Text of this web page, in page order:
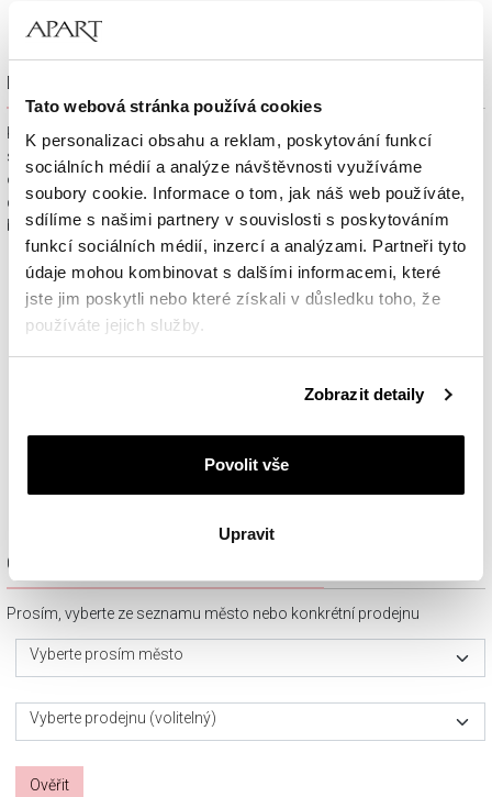
Tato webová stránka používá cookies
K personalizaci obsahu a reklam, poskytování funkcí
sociálních médií a analýze návštěvnosti využíváme
soubory cookie. Informace o tom, jak náš web používáte,
sdílíme s našimi partnery v souvislosti s poskytováním
funkcí sociálních médií, inzercí a analýzami. Partneři tyto
údaje mohou kombinovat s dalšími informacemi, které
jste jim poskytli nebo které získali v důsledku toho, že
používáte jejich služby.
Zásadách ochrany osobních údajů
Zobrazit detaily
Povolit vše
Upravit
Dárkové balení zdarma
Klenotnické výrobky zakoupené na e-shopu Apart.cz obdržíte
spolu s dárkovou krabičkou a taštičkou – v závislosti na
objednaném sortimentu. Váš nákup se tak stane krásným
dárkem, který můžete bez dalších příprav věnovat svým
blízkým.
Ověřit dostupnost a rezervovat na prodejně
Prosím, vyberte ze seznamu město nebo konkrétní prodejnu
Vyberte prosím město
Vyberte prodejnu (volitelný)
Ověřit